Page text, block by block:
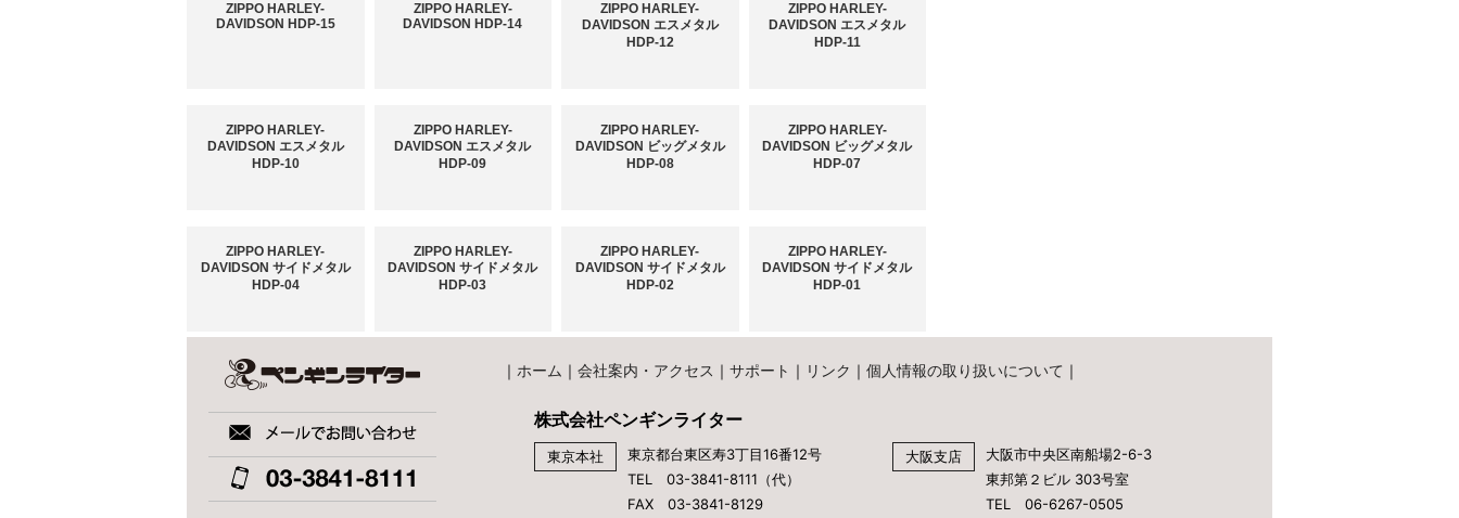
ZIPPO HARLEY-
DAVIDSON HDP-15
ZIPPO HARLEY-
DAVIDSON HDP-14
ZIPPO HARLEY-
DAVIDSON エスメタル
HDP-12
ZIPPO HARLEY-
DAVIDSON エスメタル
HDP-11
ZIPPO HARLEY-
DAVIDSON エスメタル
HDP-10
ZIPPO HARLEY-
DAVIDSON エスメタル
HDP-09
ZIPPO HARLEY-
DAVIDSON ビッグメタル
HDP-08
ZIPPO HARLEY-
DAVIDSON ビッグメタル
HDP-07
ZIPPO HARLEY-
DAVIDSON サイドメタル
HDP-04
ZIPPO HARLEY-
DAVIDSON サイドメタル
HDP-03
ZIPPO HARLEY-
DAVIDSON サイドメタル
HDP-02
ZIPPO HARLEY-
DAVIDSON サイドメタル
HDP-01
｜ ホーム ｜ 会社案内・アクセス ｜ サポート ｜ リンク ｜ 個人情報の取り扱いについて ｜
株式会社ペンギンライター
東京本社
東京都台東区寿3丁目16番12号
TEL 03-3841-8111（代）
FAX 03-3841-8129
大阪支店
大阪市中央区南船場2-6-3
東邦第２ビル 303号室
TEL 06-6267-0505